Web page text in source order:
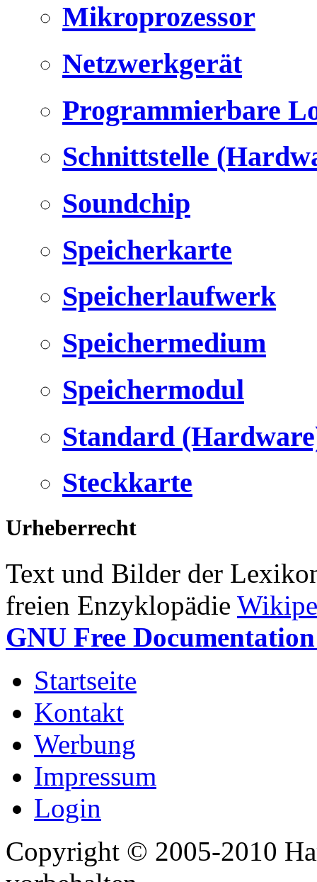
Mikroprozessor
Netzwerkgerät
Programmierbare
Schnittstelle
Soundchip
Speicherkarte
Speicherlaufwerk
Speichermedium
Speichermodul
Standard
Steckkarte
Urheberrecht
Text und Bilder der
freien Enzyklopädie
GNU Free
Startseite
Kontakt
Werbung
Impressum
Login
Copyright © 2005-2010